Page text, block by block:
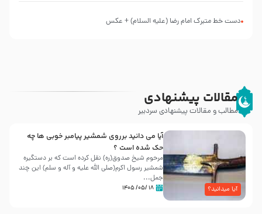
دست خط متبرک امام رضا (علیه السلام) + عکس
مقالات پیشنهادی
مطالب و مقالات پیشنهادی سردبیر
آیا میدانید؟
آیا می دانید برروی شمشیر پیامبر خوبی ها چه
حک شده است ؟
مرحوم شیخ صدوق(ره) نقل کرده است که بر دستگیره
شمشیر رسول اکرم(صلی الله علیه و آله و سلم) این چند
جمل...
۱۸ /۰۵/ ۱۴۰۵